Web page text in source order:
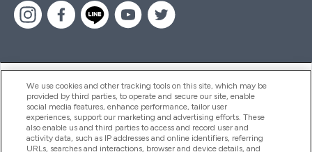
ヘルプ＆ガイド
商品について
We use cookies and other tracking tools on this site, which may be
provided by third parties, to operate and secure our site, enable
social media features, enhance performance, tailor user
experiences, support our marketing and advertising efforts. These
also enable us and third parties to access and record user and
activity data, such as IP addresses and online identifiers, referring
URLs, searches and interactions, browser and device details, and